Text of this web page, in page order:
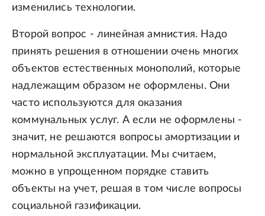
изменились технологии.
Второй вопрос - линейная амнистия. Надо
принять решения в отношении очень многих
объектов естественных монополий, которые
надлежащим образом не оформлены. Они
часто используются для оказания
коммунальных услуг. А если не оформлены -
значит, не решаются вопросы амортизации и
нормальной эксплуатации. Мы считаем,
можно в упрощенном порядке ставить
объекты на учет, решая в том числе вопросы
социальной газификации.